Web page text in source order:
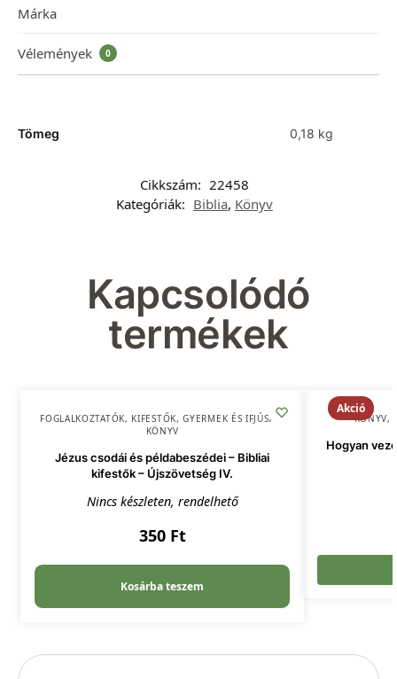
Márka
Vélemények 0
Tömeg 0,18 kg
Cikkszám: 22458
Kategóriák: Biblia, Könyv
Kapcsolódó
termékek
FOGLALKOZTATÓK, KIFESTŐK,GYERMEK ÉS IFJÚSÁG,
KÖNYV
Jézus csodái és példabeszédei – Bibliai
kifestők – Újszövetség IV.
Nincs készleten, rendelhető
350 Ft
Kosárba teszem
Akció
KÖNYV,
Hogyan